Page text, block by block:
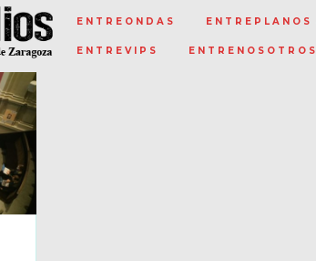
ENTREONDAS ENTREPLANOS
ENTREVIPS ENTRENOSOTROS